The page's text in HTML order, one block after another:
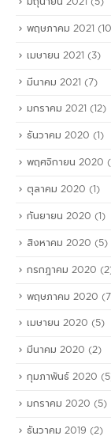
พฤษภาคม 2021
เมษายน 2021 (3)
มีนาคม 2021 (7)
มกราคม 2021 (12)
ธันวาคม 2020 (1)
พฤศจิกายน 2020
ตุลาคม 2020 (1)
กันยายน 2020 (1)
สิงหาคม 2020 (5)
กรกฎาคม 2020
พฤษภาคม 2020
เมษายน 2020 (5)
มีนาคม 2020 (2)
กุมภาพันธ์ 2020
มกราคม 2020 (5)
ธันวาคม 2019 (2)